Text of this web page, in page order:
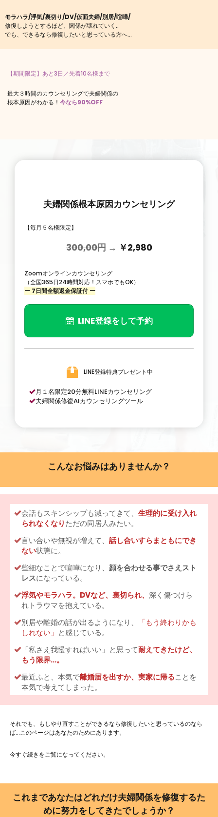
モラハラ/浮気/裏切り/DV/仮面夫婦/別居/喧嘩/
修復しようとするほど、関係が壊れていく..
でも、できるなら修復したいと思っている方へ...
【期間限定】あと3日／先着10名様まで
最大３時間のカウンセリングで夫婦関係の
根本原因がわかる！ 今なら90%OFF
夫婦関係根本原因カウンセリング
【毎月５名様限定】
300,00円→ ￥2,980
Zoomオンラインカウンセリング
（全国365日24時間対応！スマホでもOK）
ー 7日間全額返金保証付 ー
LINE登録をして予約
LINE登録特典プレゼント中
月１名限定20分無料LINEカウンセリング
夫婦関係修復AIカウンセリングツール
こんなお悩みはありませんか？
会話もスキンシップも減ってきて、 生理的に受け入れ
られなくなりただの同居人みたい。
言い合いや無視が増えて、 話し合いすらまともにでき
ない状態に。
些細なことで喧嘩になり、 顔を合わせる事でさえスト
レスになっている。
浮気やモラハラ。DVなど、裏切られ、 深く傷つけら
れトラウマを抱えている。
別居や離婚の話が出るようになり、
「もう終わりかも
しれない」 と感じている。
「私さえ我慢すればいい」と思って耐えてきたけど、
もう限界…。
最近ふと、本気で離婚届を出すか、実家に帰ることを
本気で考えてしまった。
それでも、もしやり直すことができるなら修復したいと思っているのなら
ば...このページはあなたのためにあります。
今すぐ続きをご覧になってください。
これまであなたはどれだけ夫婦関係を修復するた
めに努力をしてきたでしょうか？